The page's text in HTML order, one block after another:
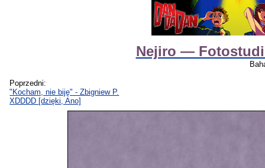
Nejiro —
Poprzedni:
"Kocham, nie biję" - Zbigniew P.
XDDDD [dzięki, Ano]